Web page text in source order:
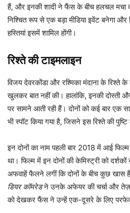
हैं, और इनकी शादी ने फैंस के बीच हलचल मचा
निश्चित रूप से एक बड़ा मीडिया इवेंट बनेगा
हस्तियां इसमें शामिल होंगी।
रिश्ते की टाइमलाइन
विजय देवरकोंडा और रश्मिका मंदाना के रिश्ते
खुलकर बात नहीं की। हालांकि, इनकी
पर सामने आती रही हैं। दोनों को कई बार एक
भी स्पॉट किया गया है, जिसने इस रिश्ते की पुष्टि
इन दोनों का नाम पहली बार 2018 में आई फिल्म
था। फिल्म में इन दोनों की केमिस्ट्री को
अफवाहें फैलने लगीं कि दोनों के बीच कुछ खास
डियर कॉमरेडने उनके अफेयर की चर्चा और तेज़
को देखकर फैंस ने उन्हें एक-दूसरे के लिए